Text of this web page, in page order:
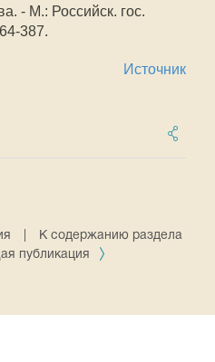
- М.: Российск. гос.
387.
Источник
К содержанию раздела
публикация